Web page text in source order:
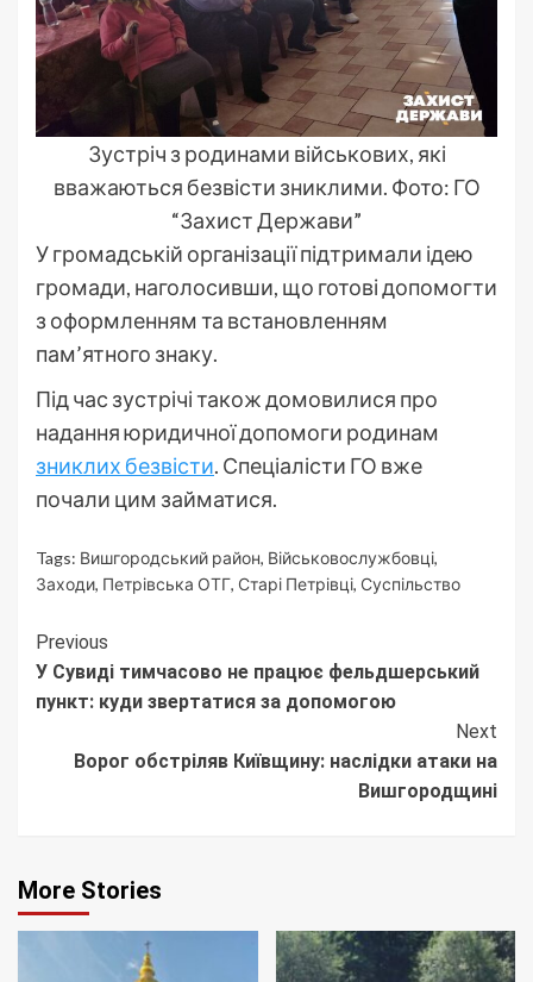
Зустріч з родинами військових, які
вважаються безвісти зниклими. Фото: ГО
“Захист Держави”
У громадській організації підтримали ідею
громади, наголосивши, що готові допомогти
з оформленням та встановленням
пам’ятного знаку.
Під час зустрічі також домовилися про
надання юридичної допомоги родинам
зниклих безвісти. Спеціалісти ГО вже
почали цим займатися.
Tags: Вишгородський район, Військовослужбовці,
Заходи, Петрівська ОТГ, Старі Петрівці, Суспільство
Continue
Reading
Previous
У Сувиді тимчасово не працює фельдшерський
пункт: куди звертатися за допомогою
Next
Ворог обстріляв Київщину: наслідки атаки на
Вишгородщині
More Stories